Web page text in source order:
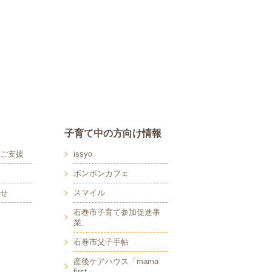
支援
子育て中の方向け情報
issyo
ボンボンカフェ
スマイル
石巻市子育て参加促進事
業
石巻市父子手帖
産後ケアハウス「mama